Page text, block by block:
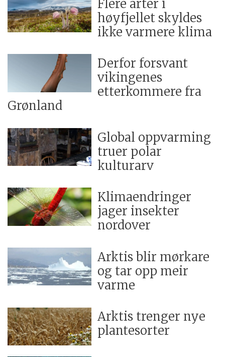
Flere arter i
høyfjellet skyldes
ikke varmere klima
Derfor forsvant
vikingenes
etterkommere fra
Grønland
Global oppvarming
truer polar
kulturarv
Klimaendringer
jager insekter
nordover
Arktis blir mørkare
og tar opp meir
varme
Arktis trenger nye
plantesorter